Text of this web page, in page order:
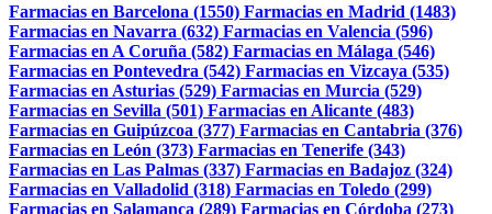
Farmacias en Barcelona (1550) Farmacias en Madrid (1483)
Farmacias en Navarra (632) Farmacias en Valencia (596)
Farmacias en A Coruña (582) Farmacias en Málaga (546)
Farmacias en Pontevedra (542) Farmacias en Vizcaya (535)
Farmacias en Asturias (529) Farmacias en Murcia (529)
Farmacias en Sevilla (501) Farmacias en Alicante (483)
Farmacias en Guipúzcoa (377) Farmacias en Cantabria (376)
Farmacias en León (373) Farmacias en Tenerife (343)
Farmacias en Las Palmas (337) Farmacias en Badajoz (324)
Farmacias en Valladolid (318) Farmacias en Toledo (299)
Farmacias en Salamanca (289) Farmacias en Córdoba (273)